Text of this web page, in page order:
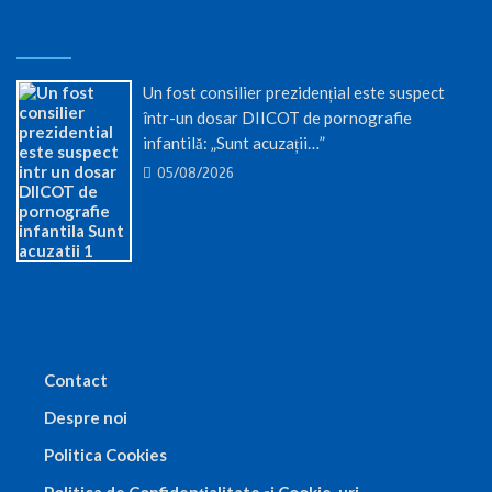
Un fost consilier prezidențial este suspect
într-un dosar DIICOT de pornografie
infantilă: „Sunt acuzații…”
05/08/2026
Contact
Despre noi
Politica Cookies